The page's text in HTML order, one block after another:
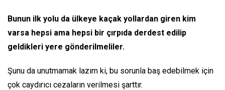
Bunun ilk yolu da ülkeye kaçak yollardan giren kim
varsa hepsi ama hepsi bir çırpıda derdest edilip
geldikleri yere gönderilmeliler.
Şunu da unutmamak lazım ki, bu sorunla baş edebilmek için
çok caydırıcı cezaların verilmesi şarttır.